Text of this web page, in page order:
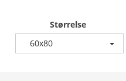
Størrelse
60x80